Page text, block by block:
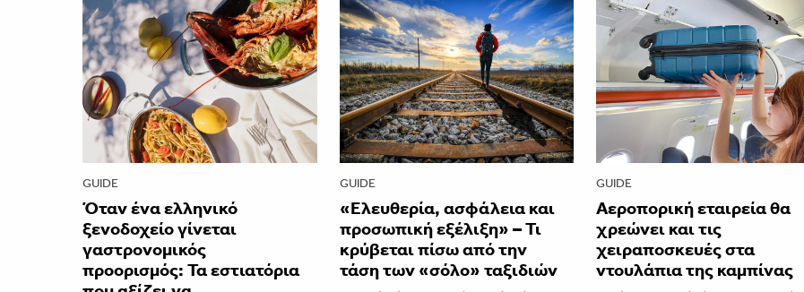
GUIDE
Όταν ένα ελληνικό
ξενοδοχείο γίνεται
γαστρονομικός
προορισμός: Τα εστιατόρια
GUIDE
«Ελευθερία, ασφάλεια και
προσωπική εξέλιξη» – Τι
κρύβεται πίσω από την
τάση των «σόλο» ταξιδιών
GUIDE
Αεροπορική εταιρεία θα
χρεώνει και τις
χειραποσκευές στα
ντουλάπια της καμπίνας